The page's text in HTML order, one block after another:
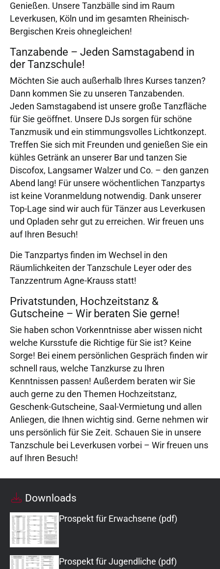
Genießen. Unsere Tanzbälle sind im Raum
Leverkusen, Köln und im gesamten Rheinisch-
Bergischen Kreis ohnegleichen!
Tanzabende – Jeden Samstagabend in
der Tanzschule!
Möchten Sie auch außerhalb Ihres Kurses tanzen?
Dann kommen Sie zu unseren Tanzabenden.
Jeden Samstagabend ist unsere große Tanzfläche
für Sie geöffnet. Unsere DJs sorgen für schöne
Tanzmusik und ein stimmungsvolles Lichtkonzept.
Treffen Sie sich mit Freunden und genießen Sie ein
kühles Getränk an unserer Bar und tanzen Sie
Discofox, Langsamer Walzer und Co. – den ganzen
Abend lang! Für unsere wöchentlichen Tanzpartys
ist keine Voranmeldung notwendig. Dank unserer
Top-Lage sind wir auch für Tänzer aus Leverkusen
und Opladen sehr gut zu erreichen. Wir freuen uns
auf Ihren Besuch!
Die Tanzpartys finden im Wechsel in den
Räumlichkeiten der Tanzschule Leyer oder des
Tanzzentrum Agne-Krauss statt!
Privatstunden, Hochzeitstanz &
Gutscheine – Wir beraten Sie gerne!
Sie haben schon Vorkenntnisse aber wissen nicht
welche Kursstufe die Richtige für Sie ist? Keine
Sorge! Bei einem persönlichen Gespräch finden wir
schnell raus, welche Tanzkurse zu Ihren
Kenntnissen passen! Außerdem beraten wir Sie
auch gerne zu den Themen Hochzeitstanz,
Geschenk-Gutscheine, Saal-Vermietung und allen
Anliegen, die Ihnen wichtig sind. Gerne nehmen wir
uns persönlich für Sie Zeit. Schauen Sie in unsere
Tanzschule bei Leverkusen vorbei – Wir freuen uns
auf Ihren Besuch!
Downloads
Prospekt für Erwachsene (pdf)
Prospekt für Jugendliche (pdf)